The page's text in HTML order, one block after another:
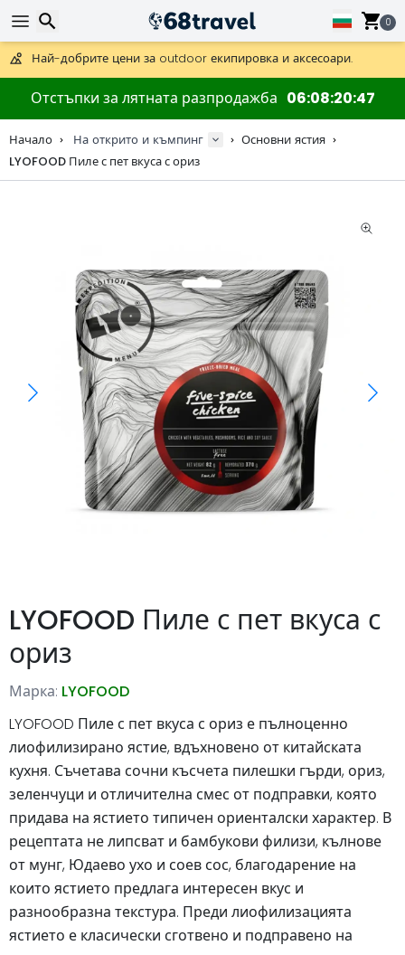
0
Получете безплатна доставка при поръчки над 59 €.
Предлага се и DHL Express за една нощ.
30 дни за връщане, 90 дни за дървени карти и декорации.
Най-добрите цени за outdoor екипировка и аксесоари.
Отстъпки за лятната разпродажба 06082046
Начало На открито и къмпинг
Основни ястия
LYOFOOD Пиле с пет вкуса с ориз
LYOFOOD Пиле с пет вкуса с
ориз
Марка: LYOFOOD
LYOFOOD Пиле с пет вкуса с ориз е пълноценно
лиофилизирано ястие, вдъхновено от китайската
кухня. Съчетава сочни късчета пилешки гърди, ориз,
зеленчуци и отличителна смес от подправки, която
придава на ястието типичен ориенталски характер. В
рецептата не липсват и бамбукови филизи, кълнове
от мунг, Юдаево ухо и соев сос, благодарение на
които ястието предлага интересен вкус и
разнообразна текстура. Преди лиофилизацията
ястието е класически сготвено и подправено на
Търсене